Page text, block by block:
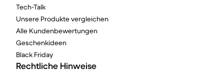
Tech-Talk
Unsere Produkte vergleichen
Alle Kundenbewertungen
Geschenkideen
Black Friday
Rechtliche Hinweise